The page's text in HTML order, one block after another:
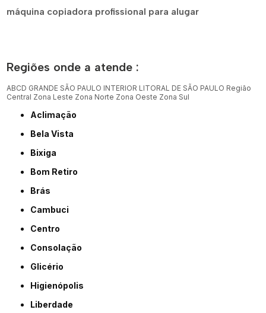
máquina copiadora profissional para alugar
Regiões onde a atende :
ABCD GRANDE SÃO PAULO INTERIOR LITORAL DE SÃO PAULO Região
Central Zona Leste Zona Norte Zona Oeste Zona Sul
Aclimação
Bela Vista
Bixiga
Bom Retiro
Brás
Cambuci
Centro
Consolação
Glicério
Higienópolis
Liberdade